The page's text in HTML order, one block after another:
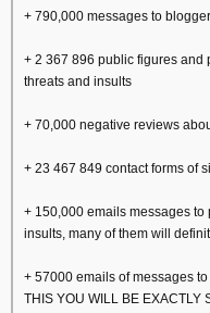
+ 790,000 messages to
+ 2 367 896 public figures and
threats and insults
+ 70,000 negative reviews
+ 23 467 849 contact forms of
+ 150,000 emails messages
insults, many of them will
+ 57000 emails of messages
THIS YOU WILL BE EXACTLY